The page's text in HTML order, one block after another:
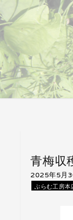
青梅収
2025年5月
ぷらむ工房本